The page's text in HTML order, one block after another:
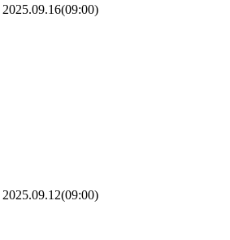
2025.09.16(09:00)
2025.09.12(09:00)